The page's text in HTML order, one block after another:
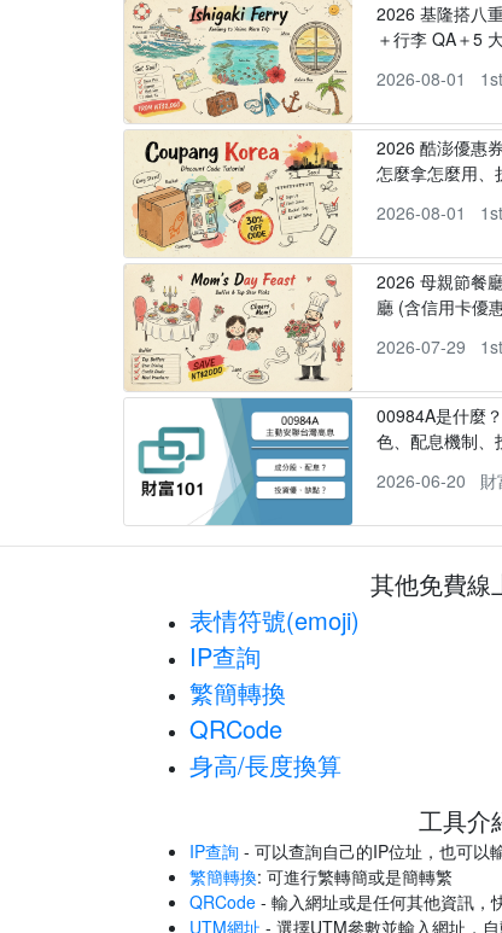
2026 基隆搭八
＋行李 QA＋5
2026-08-01
2026 酷澎優惠
怎麼拿怎麼用、
2026-08-01
2026 母親節餐
廳 (含信用卡優
2026-07-29
00984A是什麼
色、配息機制、
2026-06-20
財
其他免費線
表情符號(emoji)
IP查詢
繁簡轉換
QRCode
身高/長度換算
工具介
IP查詢 - 可以查詢自己的IP位址，也可以
繁簡轉換: 可進行繁轉簡或是簡轉繁
QRCode - 輸入網址或是任何其他資訊，
UTM網址 - 選擇UTM參數並輸入網址，